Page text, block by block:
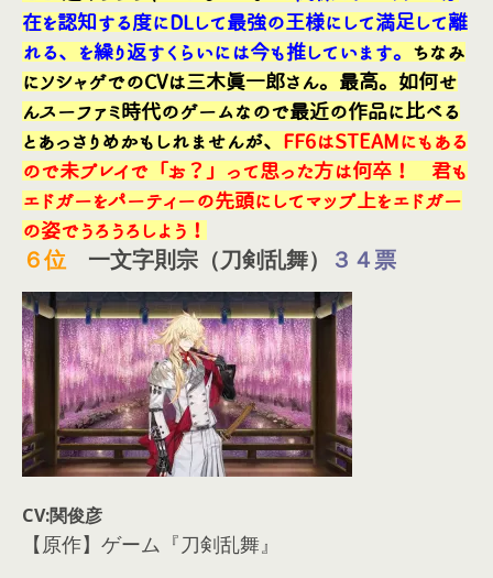
在を認知する度にDLして最強の王様にして満足して離
れる、を繰り返すくらいには今も推しています。 ちなみ
にソシャゲでのCVは三木眞一郎さん。最高。如何せ
んスーファミ時代のゲームなので最近の作品に比べる
とあっさりめかもしれませんが、 FF6はSTEAMにもある
ので未プレイで「お？」って思った方は何卒！ 君も
エドガーをパーティーの先頭にしてマップ上をエドガー
の姿でうろうろしよう！
６位 一文字則宗（刀剣乱舞） ３４票
CV:関俊彦
【原作】ゲーム『刀剣乱舞』